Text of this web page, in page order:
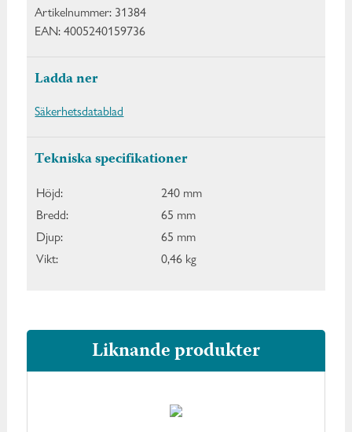
Artikelnummer: 31384
EAN:4005240159736
Ladda ner
Säkerhetsdatablad
Tekniska specifikationer
Höjd:
240 mm
Bredd:
65 mm
Djup:
65 mm
Vikt:
0,46 kg
Liknande produkter